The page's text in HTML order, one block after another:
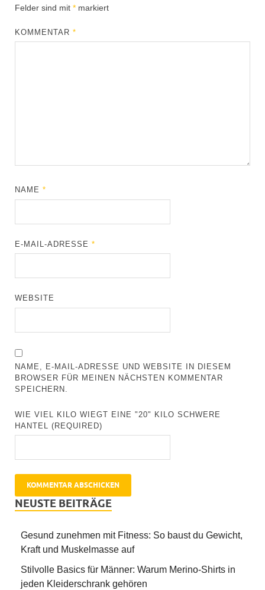
Felder sind mit * markiert
KOMMENTAR*
NAME*
E-MAIL-ADRESSE*
WEBSITE
NAME, E-MAIL-ADRESSE UND WEBSITE IN DIESEM
BROWSER FÜR MEINEN NÄCHSTEN KOMMENTAR
SPEICHERN.
WIE VIEL KILO WIEGT EINE "20" KILO SCHWERE
HANTEL (REQUIRED)
NEUSTE BEITRÄGE
Gesund zunehmen mit Fitness: So baust du Gewicht,
Kraft und Muskelmasse auf
Stilvolle Basics für Männer: Warum Merino-Shirts in
jeden Kleiderschrank gehören